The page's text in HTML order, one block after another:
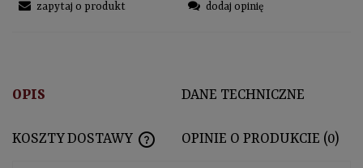
zapytaj o produkt dodaj opinię
OPIS DANE TECHNICZNE
KOSZTY DOSTAWY OPINIE O PRODUKCIE (0)